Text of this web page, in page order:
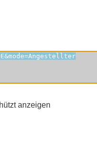
anzeigen